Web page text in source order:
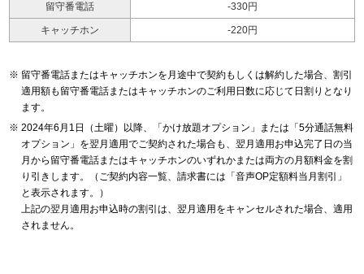
留守番電話 -330円
キャッチホン -220円
留守番電話またはキャッチホンを月途中で契約もしくは解約した場合、割引
適用額も留守番電話またはキャッチホンのご利用日数に応じて日割りとなり
ます。
2024年6月1日（土曜）以降、「かけ放題オプション」または「5分通話無料
オプション」を翌月適用でご契約された場合も、翌月適用お申込完了日の当
月から留守番電話またはキャッチホンのいずれかまたは両方の月額料金を割
り引きします。（ご契約内容一覧、請求書には「音声OP定額料当月割引」
と表示されます。）
上記の翌月適用お申込時の割引は、翌月適用をキャンセルされた場合、適用
されません。